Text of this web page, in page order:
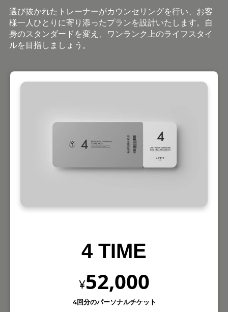
選び抜かれたトレーナーがカウンセリングを行い、お客
様一人ひとりに寄り添ったプランを設計いたします。自
身のスタンダードを変え、ワンランク上のライフスタイ
ルを目指しましょう。
4 TIME
¥52,000
4回分のパーソナルチケット